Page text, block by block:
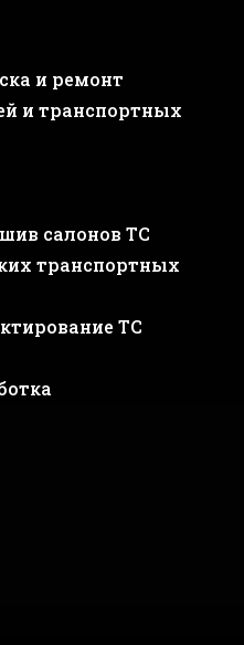
и ремонт
и транспортных
салонов ТС
транспортных
ТС